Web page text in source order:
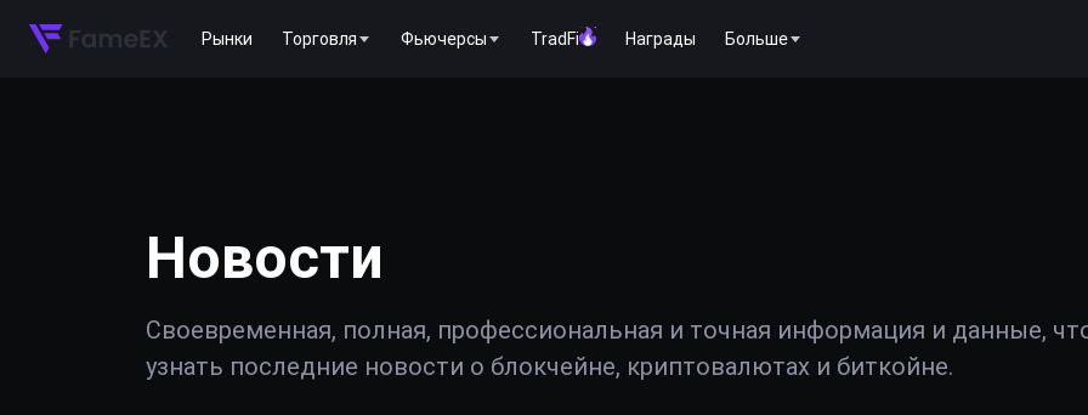
Рынки Торговля Фьючерсы TradFi Награды Больше
Новости
Своевременная, полная, профессиональная и точная информация и данные,
узнать последние новости о блокчейне, криптовалютах и биткойне.